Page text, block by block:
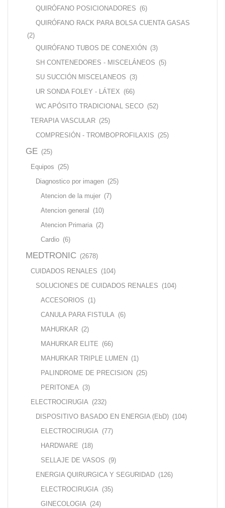
QUIRÓFANO POSICIONADORES (6)
QUIRÓFANO RACK PARA BOLSA CUENTA GASAS
(2)
QUIRÓFANO TUBOS DE CONEXIÓN
(3)
SH CONTENEDORES - MISCELÁNEOS (5)
SU SUCCIÓN MISCELANEOS (3)
UR SONDA FOLEY - LÁTEX (66)
WC APÓSITO TRADICIONAL SECO (52)
TERAPIA VASCULAR (25)
COMPRESIÓN - TROMBOPROFILAXIS (25)
GE (25)
Equipos (25)
Diagnostico por imagen (25)
Atencion de la mujer (7)
Atencion general
(10)
Atencion Primaria (2)
Cardio (6)
MEDTRONIC (2678)
CUIDADOS RENALES (104)
SOLUCIONES DE CUIDADOS RENALES (104)
ACCESORIOS (1)
CANULA PARA FISTULA (6)
MAHURKAR (2)
MAHURKAR ELITE (66)
MAHURKAR TRIPLE LUMEN
(1)
PALINDROME DE PRECISION
(25)
PERITONEA (3)
ELECTROCIRUGIA (232)
DISPOSITIVO BASADO EN ENERGIA (EbD) (104)
ELECTROCIRUGIA (77)
HARDWARE (18)
SELLAJE DE VASOS (9)
ENERGIA QUIRURGICA Y SEGURIDAD (126)
ELECTROCIRUGIA (35)
GINECOLOGIA (24)